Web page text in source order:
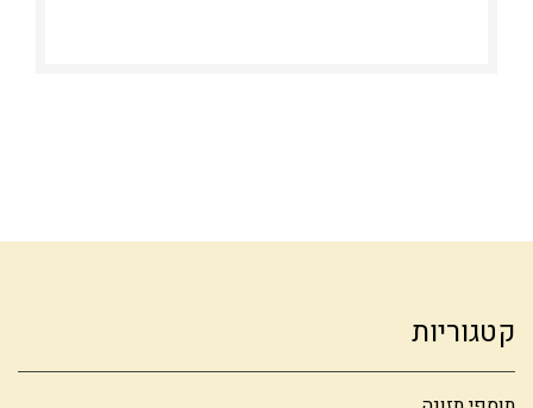
קטגוריות